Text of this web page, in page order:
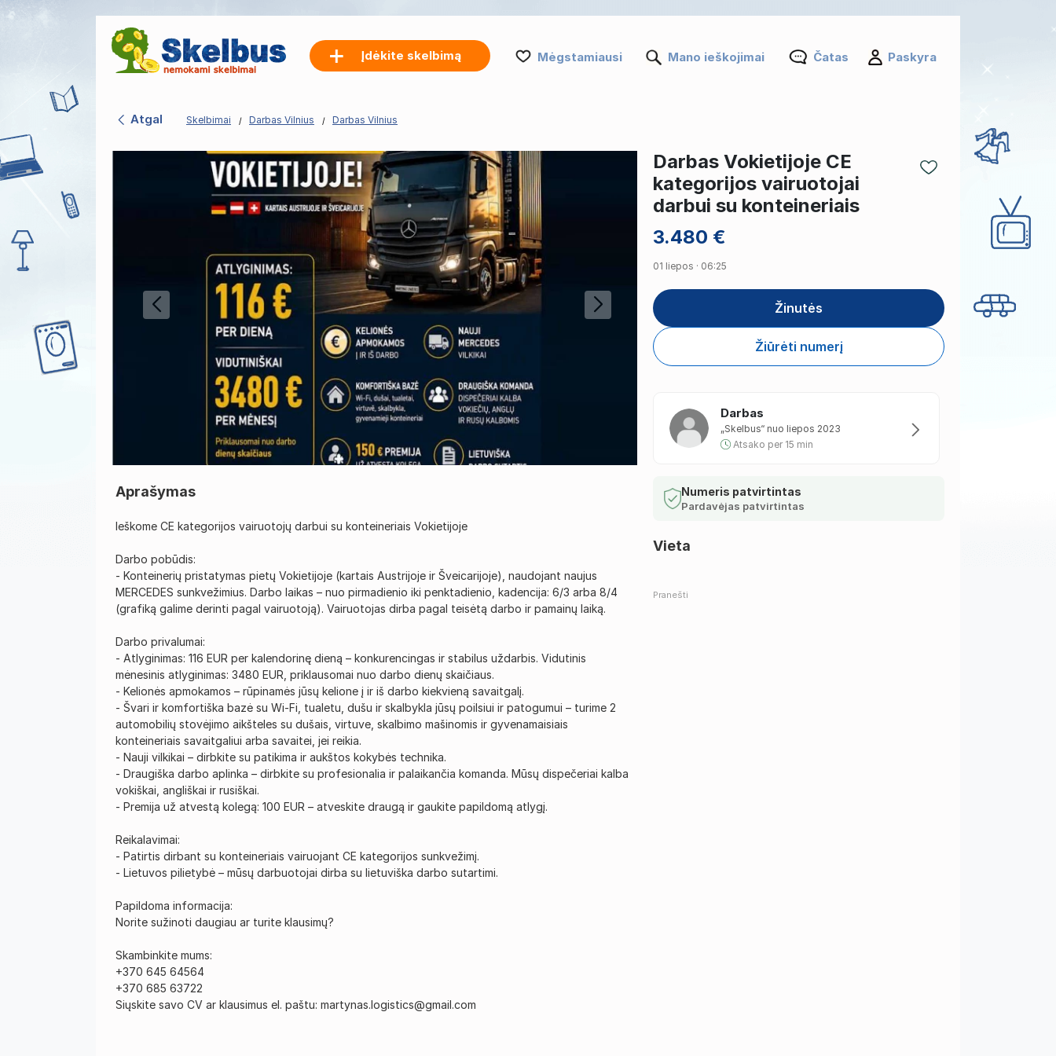
Įdėkite skelbimą Mėgstamiausi Mano ieškojimai Čatas Paskyra
Atgal Skelbimai Darbas Vilnius Darbas Vilnius
1/1
Aprašymas
Ieškome CE kategorijos vairuotojų darbui su konteineriais Vokietijoje
Darbo pobūdis:
- Konteinerių pristatymas pietų Vokietijoje (kartais Austrijoje ir Šveicarijoje), naudojant naujus
MERCEDES sunkvežimius. Darbo laikas – nuo pirmadienio iki penktadienio, kadencija: 6/3 arba 8/4
(grafiką galime derinti pagal vairuotoją). Vairuotojas dirba pagal teisėtą darbo ir pamainų laiką.
Darbo privalumai:
- Atlyginimas: 116 EUR per kalendorinę dieną – konkurencingas ir stabilus uždarbis. Vidutinis
mėnesinis atlyginimas: 3480 EUR, priklausomai nuo darbo dienų skaičiaus.
- Kelionės apmokamos – rūpinamės jūsų kelione į ir iš darbo kiekvieną savaitgalį.
- Švari ir komfortiška bazė su Wi-Fi, tualetu, dušu ir skalbykla jūsų poilsiui ir patogumui – turime 2
automobilių stovėjimo aikšteles su dušais, virtuve, skalbimo mašinomis ir gyvenamaisiais
konteineriais savaitgaliui arba savaitei, jei reikia.
- Nauji vilkikai – dirbkite su patikima ir aukštos kokybės technika.
- Draugiška darbo aplinka – dirbkite su profesionalia ir palaikančia komanda. Mūsų dispečeriai kalba
vokiškai, angliškai ir rusiškai.
- Premija už atvestą kolegą: 100 EUR – atveskite draugą ir gaukite papildomą atlygį.
Reikalavimai:
- Patirtis dirbant su konteineriais vairuojant CE kategorijos sunkvežimį.
- Lietuvos pilietybė – mūsų darbuotojai dirba su lietuviška darbo sutartimi.
Papildoma informacija:
Norite sužinoti daugiau ar turite klausimų?
Skambinkite mums:
+370 645 64564
+370 685 63722
Siųskite savo CV ar klausimus el. paštu: martynas.logistics@gmail.com
3.480 €
Darbas Vokietijoje CE
kategorijos vairuotojai
darbui su konteineriais
01 liepos · 06:25
Žinutės
Žiūrėti numerį
Darbas
„Skelbus“ nuo liepos 2023
Atsako per 15 min
Numeris patvirtintas
Pardavėjas patvirtintas
Vieta
Pranešti